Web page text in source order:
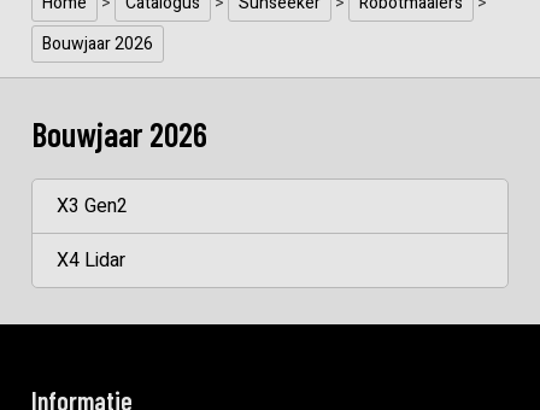
Bouwjaar 2026
Bouwjaar 2026
X3 Gen2
X4 Lidar
Informatie